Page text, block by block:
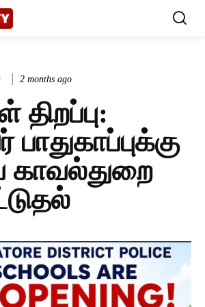
2 months ago
திறப்பு: